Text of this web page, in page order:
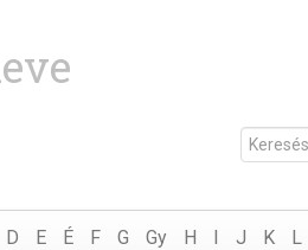
D E É F G Gy H I J K L